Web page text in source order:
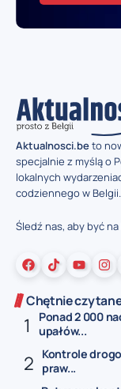
Aktualnosci.beto
specjalnie z myślą o
lokalnych
codziennego w Belgii.
Śledź nas, aby być
Chętnie
Ponad 2 000
upałów...
Kontrole
praw...